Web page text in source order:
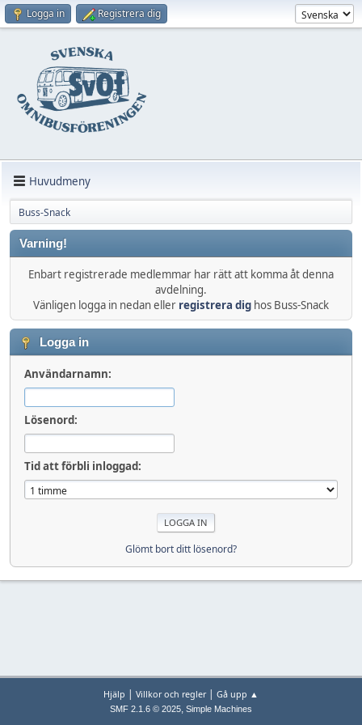
Logga in Registrera dig
Huvudmeny
Buss-Snack
Varning!
Enbart registrerade medlemmar har rätt att komma åt denna
avdelning.
Vänligen logga in nedan eller registrera dig hos Buss-Snack
Logga in
Användarnamn:
Lösenord:
Tid att förbli inloggad:
Glömt bort ditt lösenord?
Hjälp | Villkor och regler| Gå upp ▲
SMF 2.1.6 © 2025, Simple Machines